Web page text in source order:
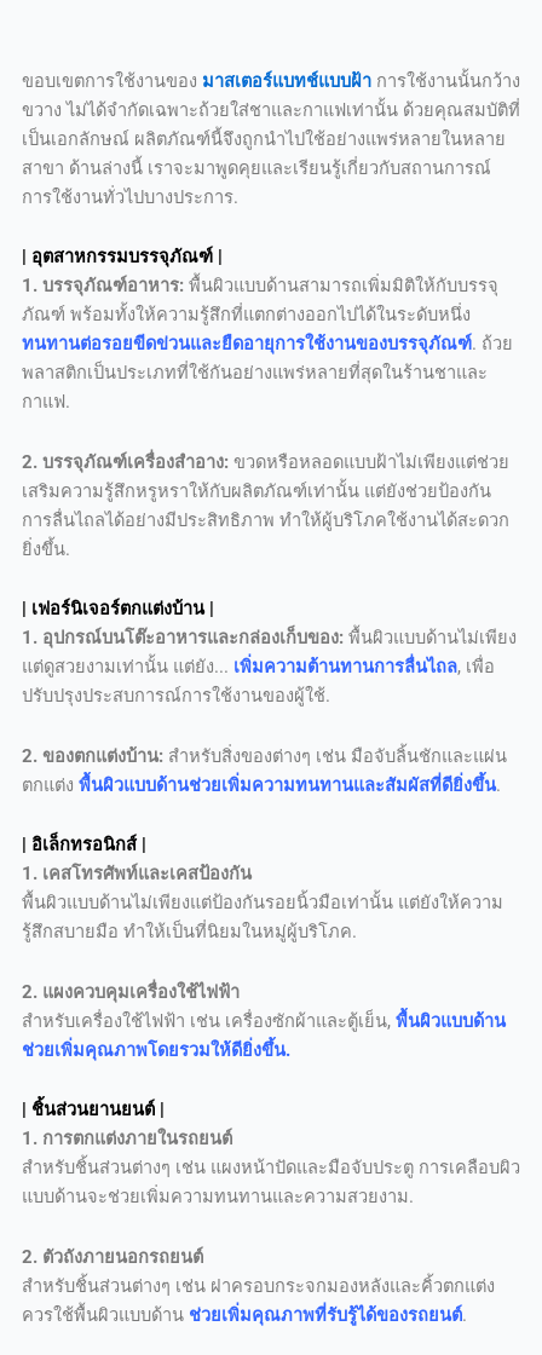
ขอบเขตการใช้งานของ มาสเตอร์แบทช์แบบฝ้าการใช้งานนั้นกว้าง
ขวาง ไม่ได้จำกัดเฉพาะถ้วยใส่ชาและกาแฟเท่านั้น ด้วยคุณสมบัติที่
เป็นเอกลักษณ์ ผลิตภัณฑ์นี้จึงถูกนำไปใช้อย่างแพร่หลายในหลาย
สาขา ด้านล่างนี้ เราจะมาพูดคุยและเรียนรู้เกี่ยวกับสถานการณ์
การใช้งานทั่วไปบางประการ.
| อุตสาหกรรมบรรจุภัณฑ์ |
1. บรรจุภัณฑ์อาหาร: พื้นผิวแบบด้านสามารถเพิ่มมิติให้กับบรรจุ
ภัณฑ์ พร้อมทั้งให้ความรู้สึกที่แตกต่างออกไปได้ในระดับหนึ่ง
ทนทานต่อรอยขีดข่วนและยืดอายุการใช้งานของบรรจุภัณฑ์. ถ้วย
พลาสติกเป็นประเภทที่ใช้กันอย่างแพร่หลายที่สุดในร้านชาและ
กาแฟ.
2. บรรจุภัณฑ์เครื่องสำอาง: ขวดหรือหลอดแบบฝ้าไม่เพียงแต่ช่วย
เสริมความรู้สึกหรูหราให้กับผลิตภัณฑ์เท่านั้น แต่ยังช่วยป้องกัน
การลื่นไถลได้อย่างมีประสิทธิภาพ ทำให้ผู้บริโภคใช้งานได้สะดวก
ยิ่งขึ้น.
| เฟอร์นิเจอร์ตกแต่งบ้าน |
1. อุปกรณ์บนโต๊ะอาหารและกล่องเก็บของ: พื้นผิวแบบด้านไม่เพียง
แต่ดูสวยงามเท่านั้น แต่ยัง... เพิ่มความต้านทานการลื่นไถล, เพื่อ
ปรับปรุงประสบการณ์การใช้งานของผู้ใช้.
2. ของตกแต่งบ้าน: สำหรับสิ่งของต่างๆ เช่น มือจับลิ้นชักและแผ่น
ตกแต่ง พื้นผิวแบบด้านช่วยเพิ่มความทนทานและสัมผัสที่ดียิ่งขึ้น.
| อิเล็กทรอนิกส์ |
1. เคสโทรศัพท์และเคสป้องกัน
พื้นผิวแบบด้านไม่เพียงแต่ป้องกันรอยนิ้วมือเท่านั้น แต่ยังให้ความ
รู้สึกสบายมือ ทำให้เป็นที่นิยมในหมู่ผู้บริโภค.
2. แผงควบคุมเครื่องใช้ไฟฟ้า
สำหรับเครื่องใช้ไฟฟ้า เช่น เครื่องซักผ้าและตู้เย็น, พื้นผิวแบบด้าน
ช่วยเพิ่มคุณภาพโดยรวมให้ดียิ่งขึ้น.
| ชิ้นส่วนยานยนต์ |
1. การตกแต่งภายในรถยนต์
สำหรับชิ้นส่วนต่างๆ เช่น แผงหน้าปัดและมือจับประตู การเคลือบผิว
แบบด้านจะช่วยเพิ่มความทนทานและความสวยงาม.
2. ตัวถังภายนอกรถยนต์
สำหรับชิ้นส่วนต่างๆ เช่น ฝาครอบกระจกมองหลังและคิ้วตกแต่ง
ควรใช้พื้นผิวแบบด้าน ช่วยเพิ่มคุณภาพที่รับรู้ได้ของรถยนต์.